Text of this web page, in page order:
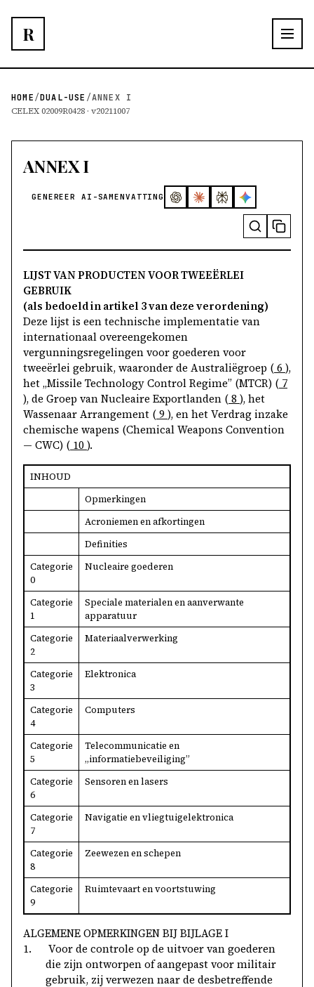
R
HOME/DUAL-USE /ANNEX I
CELEX 02009R0428 · v20211007
ANNEX I
GENEREER AI-SAMENVATTING
LIJST VAN PRODUCTEN VOOR TWEEËRLEI
GEBRUIK
(als bedoeld in artikel 3 van deze verordening)
Deze lijst is een technische implementatie van
internationaal overeengekomen
vergunningsregelingen voor goederen voor
tweeërlei gebruik, waaronder de Australiëgroep (6),
het „Missile Technology Control Regime” (MTCR) ( 7
), de Groep van Nucleaire Exportlanden (8 ), het
Wassenaar Arrangement (9), en het Verdrag inzake
chemische wapens (Chemical Weapons Convention
— CWC) ( 10).
INHOUD
Opmerkingen
Acroniemen en afkortingen
Definities
Categorie
0
Nucleaire goederen
Categorie
1
Speciale materialen en aanverwante
apparatuur
Categorie
2
Materiaalverwerking
Categorie
3
Elektronica
Categorie
4
Computers
Categorie
5
Telecommunicatie en
„informatiebeveiliging”
Categorie
6
Sensoren en lasers
Categorie
7
Navigatie en vliegtuigelektronica
Categorie
8
Zeewezen en schepen
Categorie
9
Ruimtevaart en voortstuwing
ALGEMENE OPMERKINGEN BIJ BIJLAGE I
1.
Voor de controle op de uitvoer van goederen
die zijn ontworpen of aangepast voor militair
gebruik, zij verwezen naar de desbetreffende